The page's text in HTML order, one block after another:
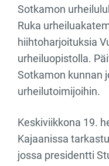
Sotkamon
Ruka
hiihtoharjoituksia
urheiluopistolla.
Sotkamon kunnan
urheilutoimijoihin.
Keskiviikkona 19.
Kajaanissa
jossa presidentti